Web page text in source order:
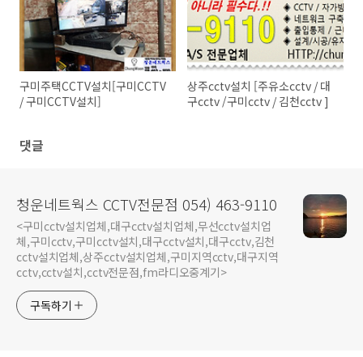
구미주택CCTV설치[구미CCTV
/ 구미CCTV설치]
상주cctv설치 [주유소cctv / 대
구cctv /구미cctv / 김천cctv ]
댓글
청운네트웍스 CCTV전문점 054) 463-9110
<구미cctv설치업체,대구cctv설치업체,무선cctv설치업
체,구미cctv,구미cctv설치,대구cctv설치,대구cctv,김천
cctv설치업체,상주cctv설치업체,구미지역cctv,대구지역
cctv,cctv설치,cctv전문점,fm라디오중계기>
구독하기